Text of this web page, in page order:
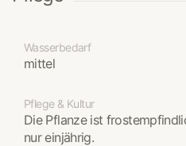
Wasserbedarf
mittel
Pflege & Kultur
Die Pflanze ist
nur einjährig.